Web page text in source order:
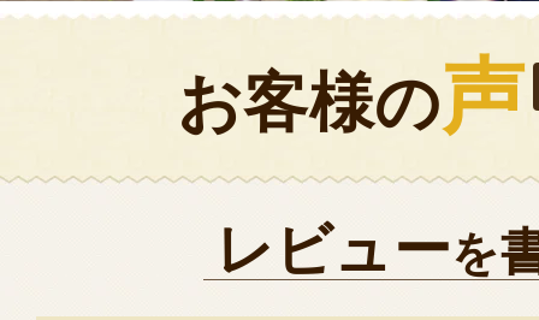
お客様の声
レビューを